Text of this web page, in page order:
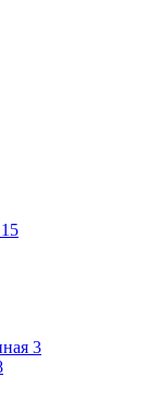
15
3